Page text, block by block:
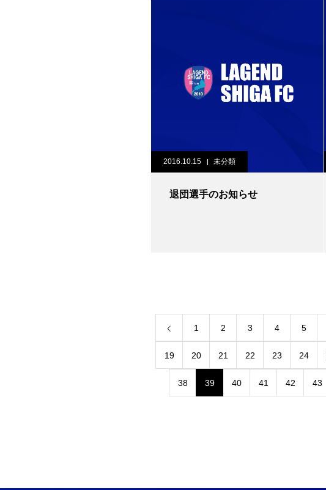
2016.10.15 未分類
退団選手のお知らせ
1 2 3 4 5
19 20 21 22 23 24
38 39 40 41 42 43